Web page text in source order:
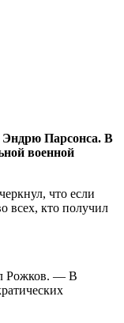
Эндрю Парсонса. В
военной
что если
всех, кто получил
Рожков. — В